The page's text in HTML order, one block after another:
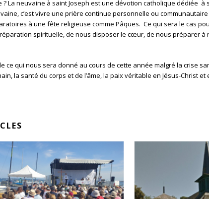
La neuvaine à saint Joseph est une dévotion catholique dédiée à
c’est vivre une prière continue personnelle ou
à une fête religieuse comme Pâques. Ce qui sera le cas
spirituelle, de nous disposer le cœur, de nous préparer
ce qui nous sera donné au cours de cette année malgré la crise
la santé du corps et de l’âme, la paix véritable en Jésus-Christ